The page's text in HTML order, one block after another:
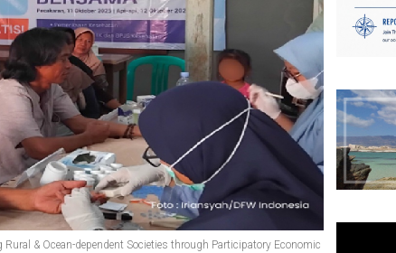
& Ocean-dependent Societies through Participatory Economic